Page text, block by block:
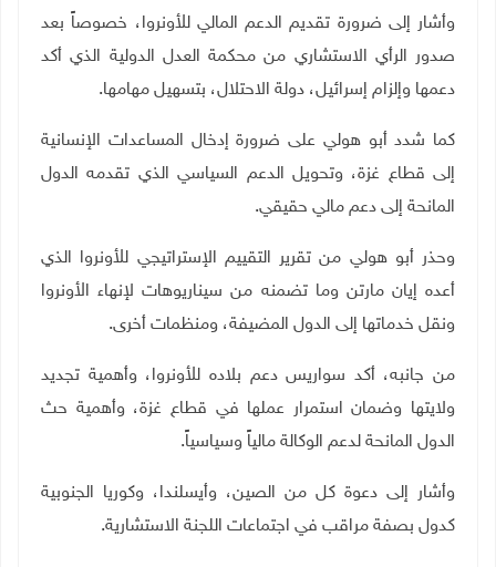
وأشار إلى ضرورة تقديم الدعم المالي للأونروا، خصوصاً بعد
صدور الرأي الاستشاري من محكمة العدل الدولية الذي أكد
دعمها وإلزام إسرائيل، دولة الاحتلال، بتسهيل مهامها.
كما شدد أبو هولي على ضرورة إدخال المساعدات الإنسانية
إلى قطاع غزة، وتحويل الدعم السياسي الذي تقدمه الدول
المانحة إلى دعم مالي حقيقي.
وحذر أبو هولي من تقرير التقييم الإستراتيجي للأونروا الذي
أعده إيان مارتن وما تضمنه من سيناريوهات لإنهاء الأونروا
ونقل خدماتها إلى الدول المضيفة، ومنظمات أخرى.
من جانبه، أكد سواريس دعم بلاده للأونروا، وأهمية تجديد
ولايتها وضمان استمرار عملها في قطاع غزة، وأهمية حث
الدول المانحة لدعم الوكالة مالياً وسياسياً.
وأشار إلى دعوة كل من الصين، وأيسلندا، وكوريا الجنوبية
كدول بصفة مراقب في اجتماعات اللجنة الاستشارية.